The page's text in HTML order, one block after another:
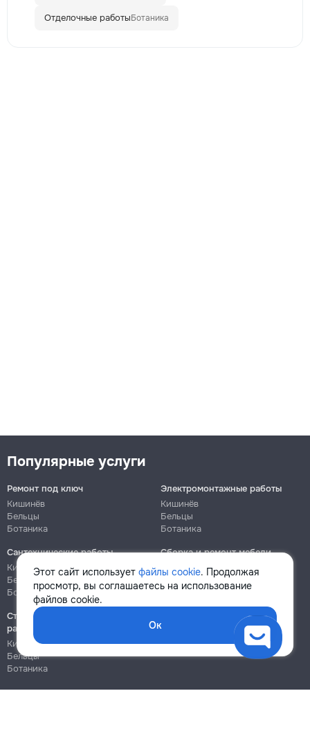
Отделочные работыБотаника
Этот сайт использует файлы cookie. Продолжая
просмотр, вы соглашаетесь на использование
файлов cookie.
Ок
Популярные услуги
Ремонт под ключ
Кишинёв
Бельцы
Ботаника
Электромонтажные работы
Кишинёв
Бельцы
Ботаника
Сантехнические работы
Кишинёв
Бельцы
Ботаника
Сборка и ремонт мебели
Кишинёв
Ботаника
Строительно-монтажные
работы
Кишинёв
Бельцы
Ботаника